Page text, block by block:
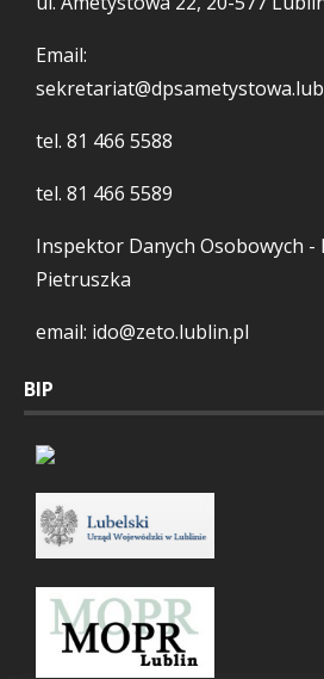
Email:
tel. 81 466 5588
tel. 81 466 5589
Inspektor Danych Osobowych -
Pietruszka
email: ido@zeto.lublin.pl
BIP